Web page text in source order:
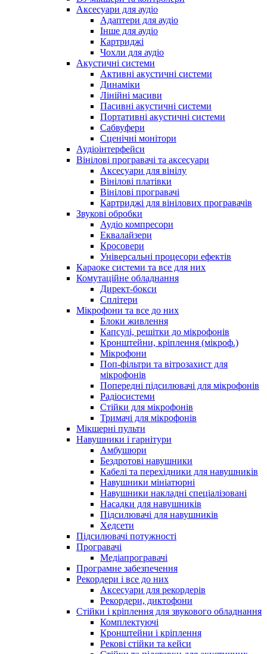
Аксесуари для аудіо
Адаптери для аудіо
Інше для аудіо
Картриджі
Чохли для аудіо
Акустичні системи
Активні акустичні системи
Динаміки
Лінійні масиви
Пасивні акустичні системи
Портативні акустичні системи
Сабвуфери
Сценічні монітори
Аудіоінтерфейси
Вінілові програвачі та аксесуари
Аксесуари для вінілу
Вінілові платівки
Вінілові програвачі
Картриджі для вінілових програвачів
Звукові обробки
Аудіо компресори
Еквалайзери
Кросовери
Універсальні процесори ефектів
Караоке системи та все для них
Комутаційне обладнання
Директ-бокси
Сплітери
Мікрофони та все до них
Блоки живлення
Капсулі, решітки до мікрофонів
Кронштейни, кріплення (мікроф.)
Мікрофони
Поп-фільтри та вітрозахист для
мікрофонів
Попередні підсилювачі для мікрофонів
Радіосистеми
Стійки для мікрофонів
Тримачі для мікрофонів
Мікшерні пульти
Навушники і гарнітури
Амбушюри
Бездротові навушники
Кабелі та перехідники для навушників
Навушники мініатюрні
Навушники накладні спеціалізовані
Насадки для навушників
Підсилювачі для навушників
Хедсети
Підсилювачі потужності
Програвачі
Медіапрогравачі
Програмне забезпечення
Рекордери і все до них
Аксесуари для рекордерів
Рекордери, диктофони
Стійки і кріплення для звукового обладнання
Комплектуючі
Кронштейни і кріплення
Рекові стійки та кейси